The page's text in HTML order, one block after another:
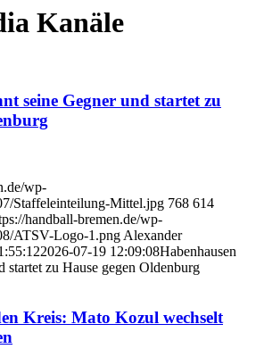
Kanäle
seine Gegner und startet zu
wp-
Staffeleinteilung-Mittel.jpg 768 614
handball-bremen.de/wp-
ATSV-Logo-1.png Alexander
2026-07-19 12:09:08Habenhausen
startet zu Hause gegen Oldenburg
Kreis: Mato Kozul wechselt